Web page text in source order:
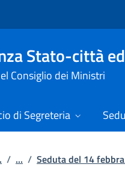
Stato-città
Consiglio dei Ministri
di Segreteria
/ ... / Seduta del 14